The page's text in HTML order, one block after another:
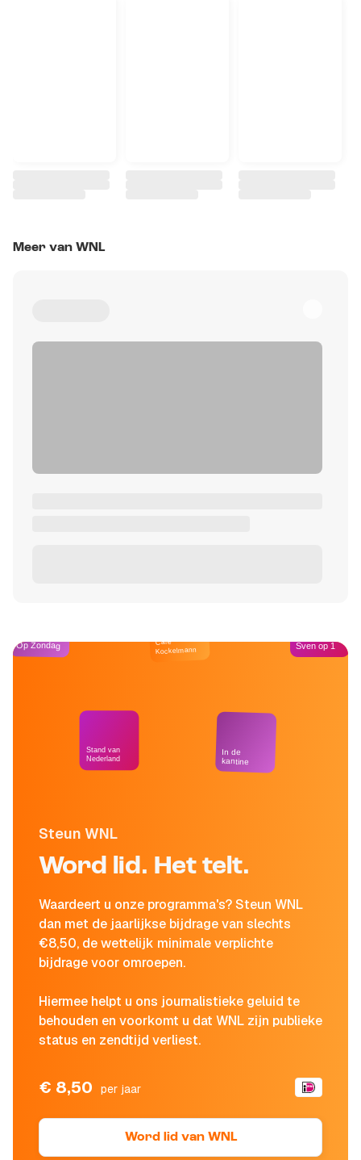
Meer van WNL
Steun WNL
Word lid. Het telt.
Waardeert u onze programma's? Steun WNL
dan met de jaarlijkse bijdrage van slechts
€8,50, de wettelijk minimale verplichte
bijdrage voor omroepen.
Hiermee helpt u ons journalistieke geluid te
behouden en voorkomt u dat WNL zijn publieke
status en zendtijd verliest.
€ 8,50 per jaar
Word lid van WNL
Op Zondag
Stand van
Nederland
Café
Kockelmann
In de
kantine
Sven op 1